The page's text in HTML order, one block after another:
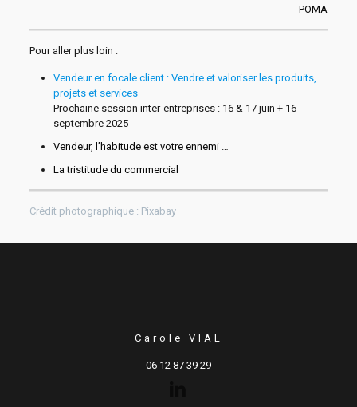
POMA
Pour aller plus loin :
Vendeur en focale client : Vendre et valoriser les produits,
projets et services
Prochaine session inter-entreprises : 16 & 17 juin + 16
septembre 2025
Vendeur, l’habitude est votre ennemi …
La tristitude du commercial
Crédit photographique : Pixabay
Carole VIAL
06 12 87 39 29